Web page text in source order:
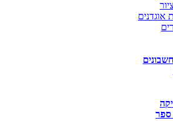
אוגדנים
ספר